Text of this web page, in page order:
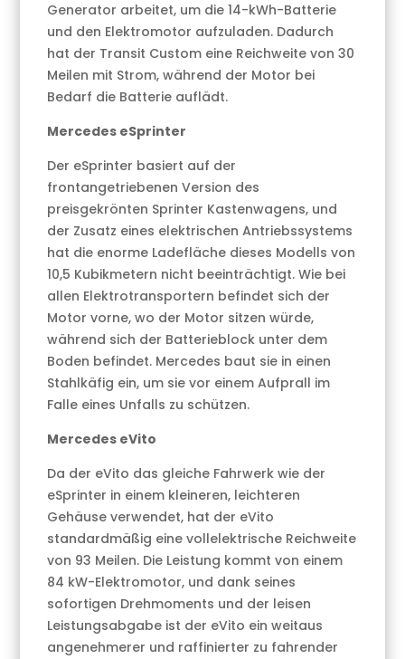
Generator arbeitet, um die 14-kWh-Batterie
und den Elektromotor aufzuladen. Dadurch
hat der Transit Custom eine Reichweite von 30
Meilen mit Strom, während der Motor bei
Bedarf die Batterie auflädt.
Mercedes eSprinter
Der eSprinter basiert auf der
frontangetriebenen Version des
preisgekrönten Sprinter Kastenwagens, und
der Zusatz eines elektrischen Antriebssystems
hat die enorme Ladefläche dieses Modells von
10,5 Kubikmetern nicht beeinträchtigt. Wie bei
allen Elektrotransportern befindet sich der
Motor vorne, wo der Motor sitzen würde,
während sich der Batterieblock unter dem
Boden befindet. Mercedes baut sie in einen
Stahlkäfig ein, um sie vor einem Aufprall im
Falle eines Unfalls zu schützen.
Mercedes eVito
Da der eVito das gleiche Fahrwerk wie der
eSprinter in einem kleineren, leichteren
Gehäuse verwendet, hat der eVito
standardmäßig eine vollelektrische Reichweite
von 93 Meilen. Die Leistung kommt von einem
84 kW-Elektromotor, und dank seines
sofortigen Drehmoments und der leisen
Leistungsabgabe ist der eVito ein weitaus
angenehmerer und raffinierter zu fahrender